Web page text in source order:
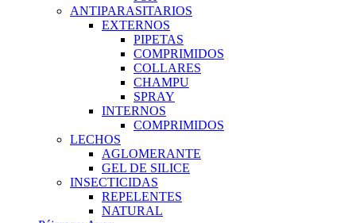
ANTIPARASITARIOS
EXTERNOS
PIPETAS
COMPRIMIDOS
COLLARES
CHAMPU
SPRAY
INTERNOS
COMPRIMIDOS
LECHOS
AGLOMERANTE
GEL DE SILICE
INSECTICIDAS
REPELENTES
NATURAL